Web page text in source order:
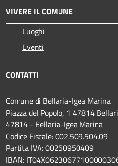
VIVERE IL COMUNE
Luoghi
Eventi
CONTATTI
Comune di Bellaria-Igea Marina
Piazza del Popolo, 1 47814
47814 - Bellaria-Igea Marina
Codice Fiscale: 002.509.504.09
Partita IVA: 00250950409
IBAN: